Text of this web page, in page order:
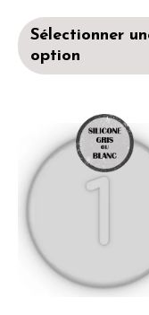
Sélectionner
option